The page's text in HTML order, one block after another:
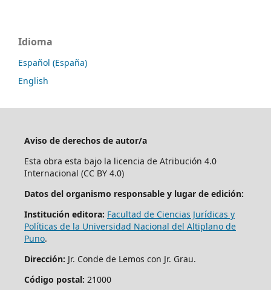
Idioma
Español (España)
English
Aviso de derechos de autor/a
Esta obra esta bajo la licencia de Atribución 4.0
Internacional (CC BY 4.0)
Datos del organismo responsable y lugar de edición:
Institución editora: Facultad de Ciencias Jurídicas y
Políticas de la Universidad Nacional del Altiplano de
Puno.
Dirección: Jr. Conde de Lemos con Jr. Grau.
Código postal: 21000